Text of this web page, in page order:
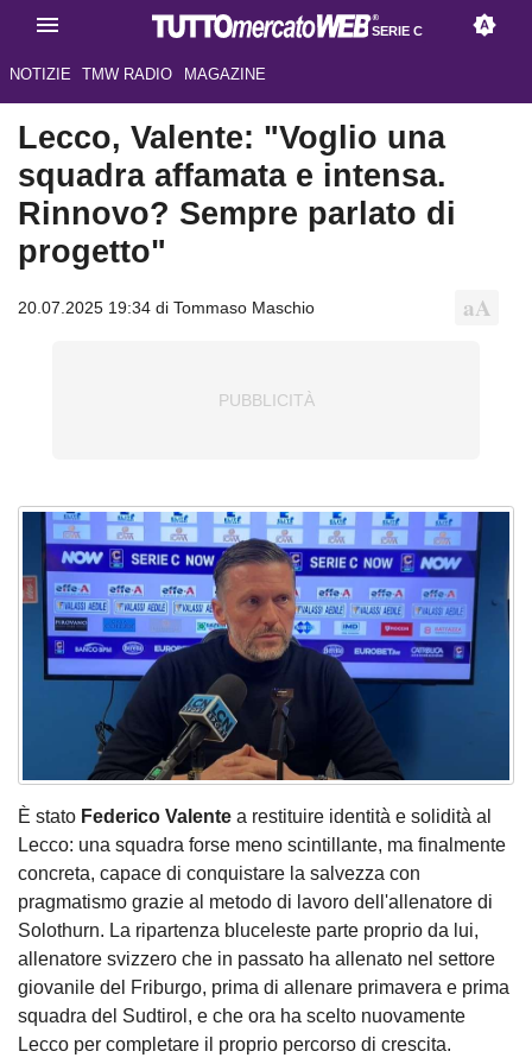
SERIE C
NOTIZIE TMW RADIO MAGAZINE
Lecco, Valente: "Voglio una
squadra affamata e intensa.
Rinnovo? Sempre parlato di
progetto"
20.07.2025 19:34 di Tommaso Maschio
È stato Federico Valente a restituire identità e solidità al
Lecco: una squadra forse meno scintillante, ma finalmente
concreta, capace di conquistare la salvezza con
pragmatismo grazie al metodo di lavoro dell'allenatore di
Solothurn. La ripartenza bluceleste parte proprio da lui,
allenatore svizzero che in passato ha allenato nel settore
giovanile del Friburgo, prima di allenare primavera e prima
squadra del Sudtirol, e che ora ha scelto nuovamente
Lecco per completare il proprio percorso di crescita.